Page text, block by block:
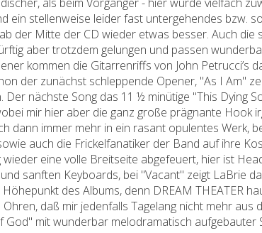
ein stellenweise leider fast untergehendes bzw.
der Mitte der CD wieder etwas besser. Auch
aber trotzdem gelungen und passen
kommen die Gitarrenriffs von John Petrucci’s
der zunächst schleppende Opener, "As I Am"
nächste Song das 11 ½ minütige "This Dying
mir hier aber die ganz große prägnante Hook
dann immer mehr in ein rasant opulentes Werk,
auch die Frickelfanatiker der Band auf ihre
eine volle Breitseite abgefeuert, hier ist
sanften Keyboards, bei "Vacant" zeigt LaBrie
des Albums, denn DREAM THEATER
daß mir jedenfalls Tagelang nicht mehr aus
mit wunderbar melodramatisch